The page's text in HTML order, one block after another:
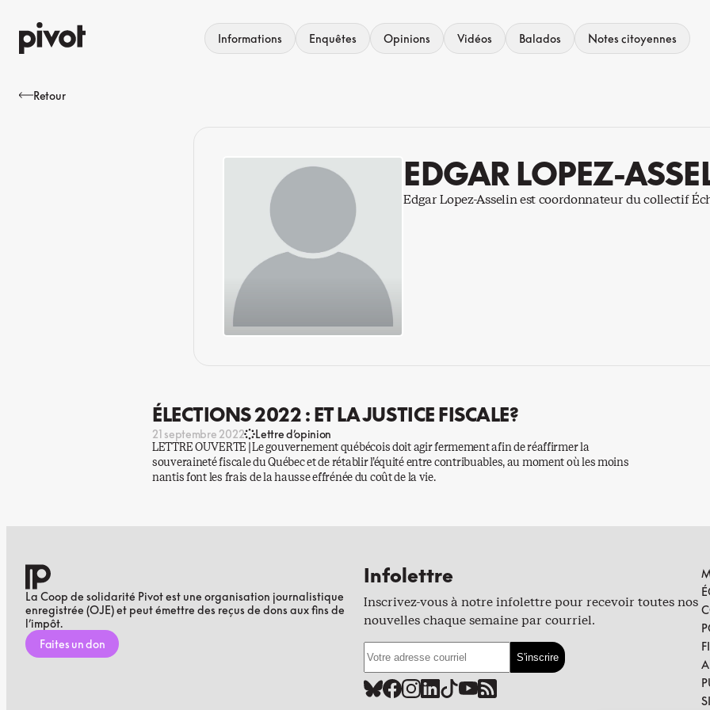
au
contenu
Informations Enquêtes Opinions Vidéos Balados Notes citoyennes
Retour
EDGAR LOPEZ-
Edgar Lopez-Asselin est coordonnateur du collectif
ÉLECTIONS 2022 : ET LA JUSTICE FISCALE?
21 septembre 2022 Lettre d’opinion
LETTRE OUVERTE | Le gouvernement québécois doit agir fermement afin de réaffirmer la
souveraineté fiscale du Québec et de rétablir l’équité entre contribuables, au moment où les moins
nantis font les frais de la hausse effrénée du coût de la vie.
La Coop de solidarité Pivot est une organisation journalistique
enregistrée (OJE) et peut émettre des reçus de dons aux fins de
l’impôt.
Faites un don
Infolettre
Inscrivez-vous à notre infolettre pour recevoir toutes nos
nouvelles chaque semaine par courriel.